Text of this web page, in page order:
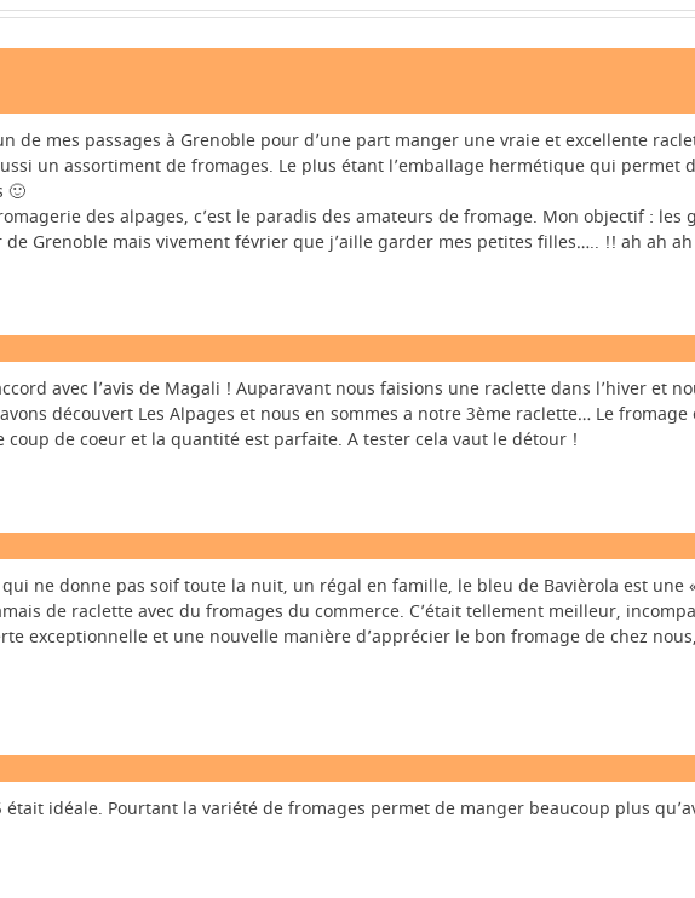
de mes passages à Grenoble pour d’une part manger une vraie et excellente
un assortiment de fromages. Le plus étant l’emballage hermétique qui permet
🙂
des alpages, c’est le paradis des amateurs de fromage. Mon objectif : les
de Grenoble mais vivement février que j’aille garder mes petites filles….. !! ah ah
avec l’avis de Magali ! Auparavant nous faisions une raclette dans l’hiver et
découvert Les Alpages et nous en sommes a notre 3ème raclette… Le
coup de coeur et la quantité est parfaite. A tester cela vaut le détour !
ne donne pas soif toute la nuit, un régal en famille, le bleu de Bavièrola est une
de raclette avec du fromages du commerce. C’était tellement meilleur,
exceptionnelle et une nouvelle manière d’apprécier le bon fromage de chez
idéale. Pourtant la variété de fromages permet de manger beaucoup plus